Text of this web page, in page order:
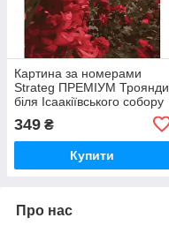
Картина за номерами
Strateg ПРЕМІУМ Троянди
біля Ісаакіївського собору
з лаком розміром 40х50
см (GS1241)
349 ₴
Купити
Про нас